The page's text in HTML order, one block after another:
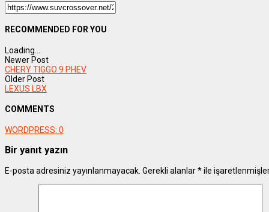
RECOMMENDED FOR YOU
Loading...
Newer Post
CHERY TIGGO 9 PHEV
Older Post
LEXUS LBX
COMMENTS
WORDPRESS: 0
Bir yanıt yazın
E-posta adresiniz yayınlanmayacak. Gerekli alanlar*ile